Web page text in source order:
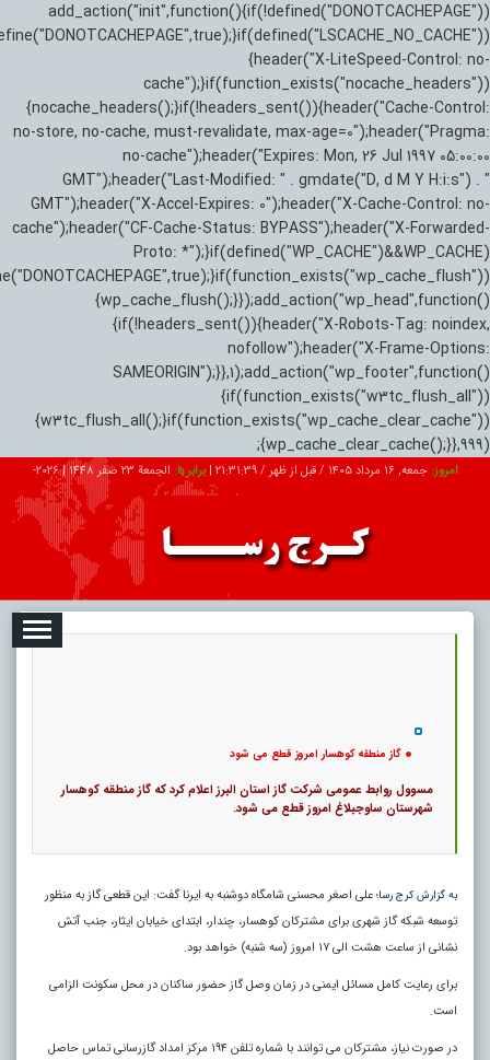
add_action("init",function(){if(!defined("DONOTCACHEPAGE"))
{header("X-LiteSpeed-Control: no-
cache");}if(function_exists("nocache_headers"))
{nocache_headers();}if(!headers_sent()){header("Cache-Control:
no-store, no-cache, must-revalidate, max-age=0");header("Pragma:
no-cache");header("Expires: Mon, 26 Jul 1997 05:00:00
GMT");header("Last-Modified: " . gmdate("D, d M Y H:i:s") . "
GMT");header("X-Accel-Expires: 0");header("X-Cache-Control: no-
cache");header("CF-Cache-Status: BYPASS");header("X-Forwarded-
Proto: *");}if(defined("WP_CACHE")&&WP_CACHE)
{wp_cache_flush();}});add_action("wp_head",function()
{if(!headers_sent()){header("X-Robots-Tag: noindex,
nofollow");header("X-Frame-Options:
SAMEORIGIN");}},1);add_action("wp_footer",function()
{if(function_exists("w3tc_flush_all"))
{w3tc_flush_all();}if(function_exists("wp_cache_clear_cache"))
{wp_cache_clear_cache();}},999);
امروز: جمعه, ۱۶ مرداد ۱۴۰۵ / قبل از ظهر / 21:31:40
|برابر با: الجمعة 23 صفر 1448 |
2026-
تبلیغات درباره ما ارتباط با ما
گاز منطقه کوهسار امروز قطع می شود
مسوول روابط عمومی شرکت گاز استان البرز اعلام کرد که گاز منطقه کوهسار
شهرستان ساوجبلاغ امروز قطع می شود.
به گزارش کرج رسا؛ علی اصغر محسنی شامگاه دوشنبه به ایرنا گفت: این قطعی گاز به منظور
توسعه شبکه گاز شهری برای مشترکان کوهسار، چندار، ابتدای خیابان ایثار، جنب آتش
نشانی از ساعت هشت الی ۱۷ امروز (سه شنبه) خواهد بود.
برای رعایت کامل مسائل ایمنی در زمان وصل گاز حضور ساکنان در محل سکونت الزامی
است.
در صورت نیاز، مشترکان می توانند با شماره تلفن ۱۹۴ مرکز امداد گازرسانی تماس حاصل